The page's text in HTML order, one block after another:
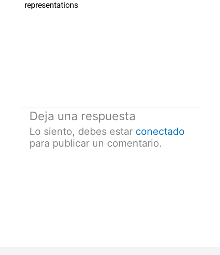
representations
Deja una respuesta
Lo siento, debes estar conectado
para publicar un comentario.